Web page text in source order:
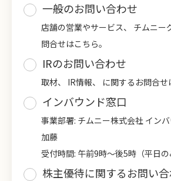
一般のお問い合わせ
店舗の営業やサービス、 チムニー
問合せはこちら。
IRのお問い合わせ
取材、 IR情報、 に関するお問合せ
インバウンド窓口
事業部署: チムニー株式会社 イン
加藤
受付時間: 午前9時～後5時（平日の
株主優待に関するお問い